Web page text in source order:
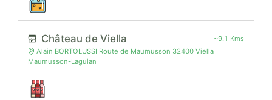
Château de Viella
~9.1 Kms
Alain BORTOLUSSI Route de Maumusson 32400 Viella
Maumusson-Laguian